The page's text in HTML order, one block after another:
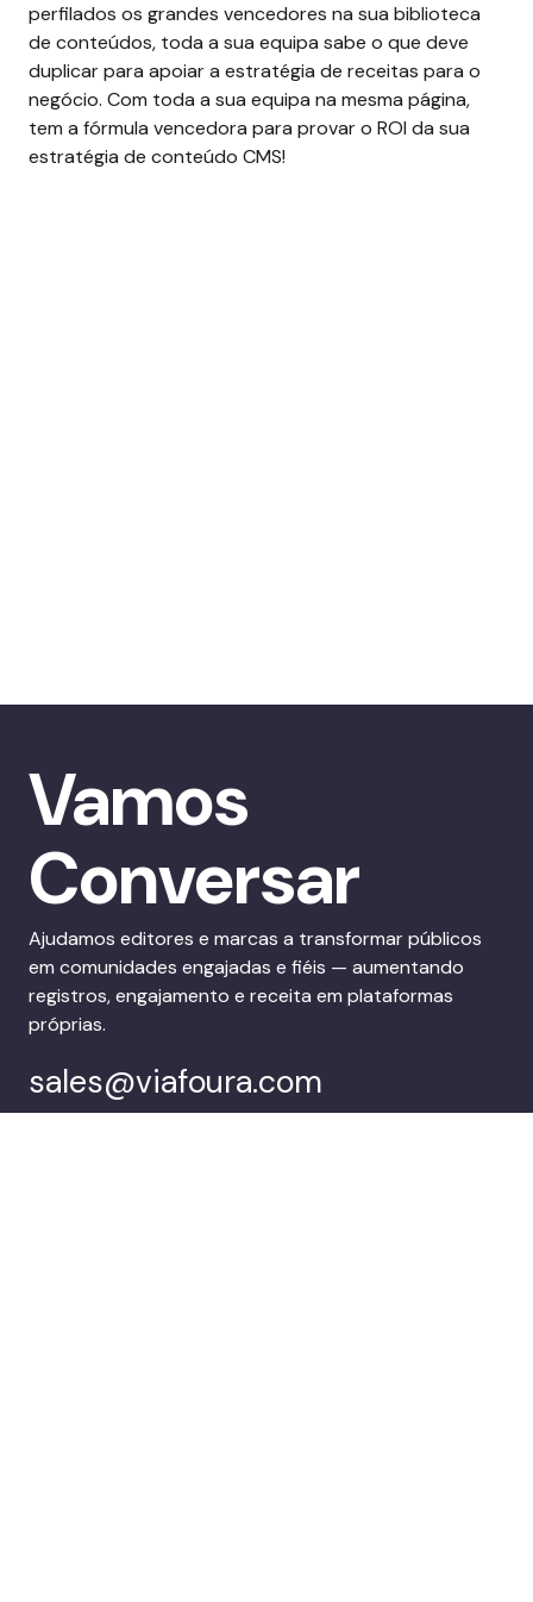
perfilados os grandes vencedores na sua biblioteca
de conteúdos, toda a sua equipa sabe o que deve
duplicar para apoiar a estratégia de receitas para o
negócio. Com toda a sua equipa na mesma página,
tem a fórmula vencedora para provar o ROI da sua
estratégia de conteúdo CMS!
Vamos
Conversar
Ajudamos editores e marcas a transformar públicos
em comunidades engajadas e fiéis — aumentando
registros, engajamento e receita em plataformas
próprias.
sales@viafoura.com